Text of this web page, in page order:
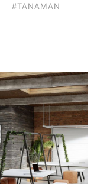
#TANAMAN